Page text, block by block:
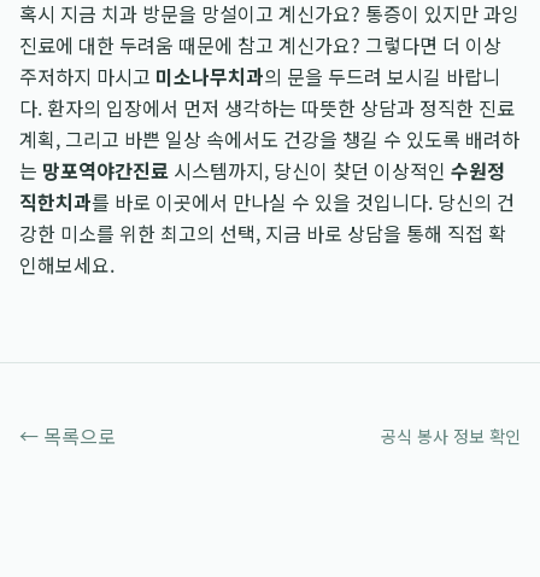
혹시 지금 치과 방문을 망설이고 계신가요? 통증이 있지만 과잉
진료에 대한 두려움 때문에 참고 계신가요? 그렇다면 더 이상
주저하지 마시고 미소나무치과의 문을 두드려 보시길 바랍니
다. 환자의 입장에서 먼저 생각하는 따뜻한 상담과 정직한 진료
계획, 그리고 바쁜 일상 속에서도 건강을 챙길 수 있도록 배려하
는 망포역야간진료 시스템까지, 당신이 찾던 이상적인 수원정
직한치과를 바로 이곳에서 만나실 수 있을 것입니다. 당신의 건
강한 미소를 위한 최고의 선택, 지금 바로 상담을 통해 직접 확
인해보세요.
← 목록으로 공식 봉사 정보 확인